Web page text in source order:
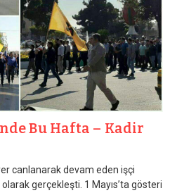
Bu Hafta – Kadir
canlanarak devam eden işçi
gerçekleşti. 1 Mayıs’ta gösteri